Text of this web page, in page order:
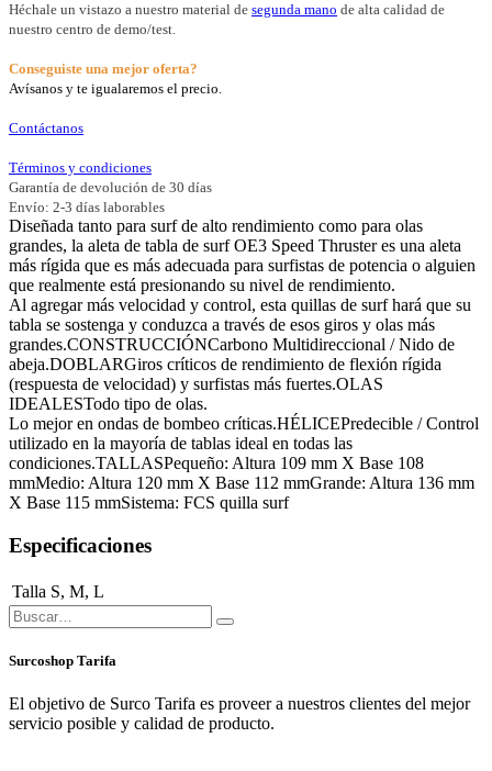
Héchale un vistazo a nuestro material de segunda mano de alta calidad de
nuestro centro de demo/test.
Conseguiste una mejor oferta?
Avísanos y te igualaremos el precio.
Contáctanos
Términos y condiciones
Garantía de devolución de 30 días
Envío: 2-3 días laborables
Diseñada tanto para surf de alto rendimiento como para olas
grandes, la aleta de tabla de surf OE3 Speed Thruster es una aleta
más rígida que es más adecuada para surfistas de potencia o alguien
que realmente está presionando su nivel de rendimiento.
Al agregar más velocidad y control, esta quillas de surf hará que su
tabla se sostenga y conduzca a través de esos giros y olas más
grandes.CONSTRUCCIÓNCarbono Multidireccional / Nido de
abeja.DOBLARGiros críticos de rendimiento de flexión rígida
(respuesta de velocidad) y surfistas más fuertes.OLAS
IDEALESTodo tipo de olas.
Lo mejor en ondas de bombeo críticas.HÉLICEPredecible / Control
utilizado en la mayoría de tablas ideal en todas las
condiciones.TALLASPequeño: Altura 109 mm X Base 108
mmMedio: Altura 120 mm X Base 112 mmGrande: Altura 136 mm
X Base 115 mmSistema: FCS quilla surf
Especificaciones
Talla S, M, L
Surcoshop Tarifa
El objetivo de Surco Tarifa es proveer a nuestros clientes del mejor
servicio posible y calidad de producto.